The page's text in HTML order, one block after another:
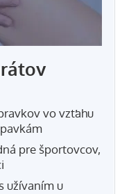
vo vzťahu
pre športovcov,
užívaním u